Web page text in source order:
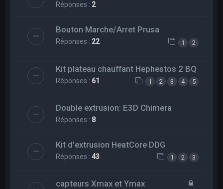
Réponses : 2
Bouton Marche/Arret Prusa
Réponses : 22 1 2
Kit plateau chauffant Hephestos 2 BQ
Réponses : 61 1 2 3 4 5
Double extrusion: E3D Chimera
Réponses : 8
Kit d'extrusion HeatCore DDG
Réponses :43 1 2 3
capteurs Xmax et Ymax